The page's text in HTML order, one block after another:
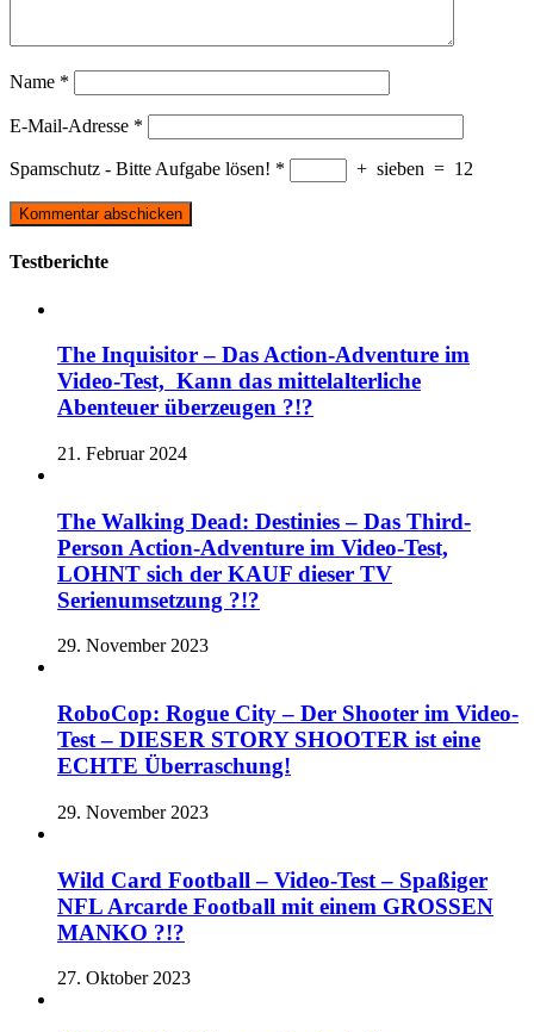
Name *
E-Mail-Adresse *
Spamschutz - Bitte Aufgabe lösen! * + sieben = 12
Testberichte
The Inquisitor – Das Action-Adventure im
Video-Test, Kann das mittelalterliche
Abenteuer überzeugen ?!?
21. Februar 2024
The Walking Dead: Destinies – Das Third-
Person Action-Adventure im Video-Test,
LOHNT sich der KAUF dieser TV
Serienumsetzung ?!?
29. November 2023
RoboCop: Rogue City – Der Shooter im Video-
Test – DIESER STORY SHOOTER ist eine
ECHTE Überraschung!
29. November 2023
Wild Card Football – Video-Test – Spaßiger
NFL Arcarde Football mit einem GROSSEN
MANKO ?!?
27. Oktober 2023